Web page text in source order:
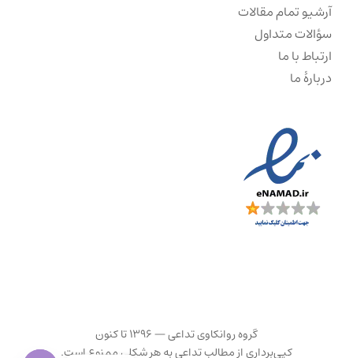
آرشیو تمام مقالات
سؤالات متداول
ارتباط با ما
دربارهٔ ما
گروه روانکاوی تداعی — ۱۳۹۶ تا کنون
کپی‌برداری از مطالب تداعی به هر شکلی ممنوع است.